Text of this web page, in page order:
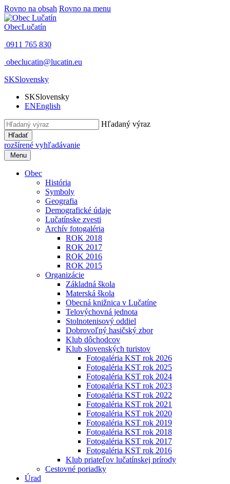
Rovno na obsah Rovno na menu
ObecLučatín
0911 765 830
obeclucatin@lucatin.eu
SKSlovensky
SKSlovensky
ENEnglish
Hľadaný výraz
Hľadať
rozšírené vyhľadávanie
Menu
Obec
História
Symboly
Geografia
Demografické údaje
Lučatínske zvesti
Archív fotogaléria
ROK 2018
ROK 2017
ROK 2016
ROK 2015
Organizácie
Základná škola
Materská škola
Obecná knižnica v Lučatíne
Telovýchovná jednota
Stolnotenisový oddiel
Dobrovoľný hasičský zbor
Klub dôchodcov
Klub slovenských turistov
Fotogaléria KST rok 2026
Fotogaléria KST rok 2025
Fotogaléria KST rok 2024
Fotogaléria KST rok 2023
Fotogaléria KST rok 2022
Fotogaléria KST rok 2021
Fotogaléria KST rok 2020
Fotogaléria KST rok 2019
Fotogaléria KST rok 2018
Fotogaléria KST rok 2017
Fotogaléria KST rok 2016
Klub priateľov lučatínskej prírody
Cestovné poriadky
Úrad